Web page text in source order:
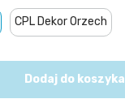
CPL Dekor Orzech
Dodaj do koszyka